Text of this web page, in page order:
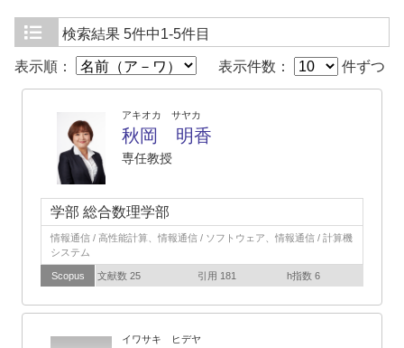
検索結果 5件中1-5件目
表示順： 表示件数： 件ずつ
アキオカ サヤカ
秋岡 明香
専任教授
学部 総合数理学部
情報通信 / 高性能計算、情報通信 / ソフトウェア、情報通信 / 計算機
システム
Scopus 文献数 25 引用 181 h指数 6
イワサキ ヒデヤ